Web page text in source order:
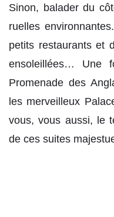
Sinon, balader du
ruelles
petits restaurants et
ensoleillées… Une
Promenade des
les merveilleux
vous, vous aussi, le
de ces suites